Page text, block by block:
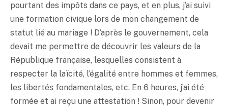
pourtant des impôts dans ce pays, et en plus, j’ai suivi
une formation civique lors de mon changement de
statut lié au mariage ! D’après le gouvernement, cela
devait me permettre de découvrir les valeurs de la
République française, lesquelles consistent à
respecter la laïcité, l’égalité entre hommes et femmes,
les libertés fondamentales, etc. En 6 heures, j’ai été
formée et ai reçu une attestation ! Sinon, pour devenir